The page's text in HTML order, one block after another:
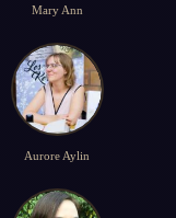
Mary Ann
Aurore Aylin